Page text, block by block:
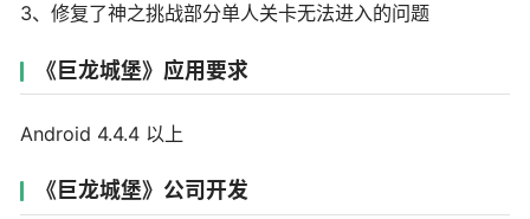
3、修复了神之挑战部分单人关卡无法进入的问题
《巨龙城堡》应用要求
Android 4.4.4 以上
《巨龙城堡》公司开发